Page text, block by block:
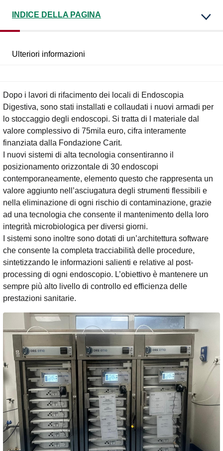
INDICE DELLA PAGINA
Ulteriori informazioni
Dopo i lavori di rifacimento dei locali di Endoscopia
Digestiva, sono stati installati e collaudati i nuovi armadi per
lo stoccaggio degli endoscopi. Si tratta di l materiale dal
valore complessivo di 75mila euro, cifra interamente
finanziata dalla Fondazione Carit.
I nuovi sistemi di alta tecnologia consentiranno il
posizionamento orizzontale di 30 endoscopi
contemporaneamente, elemento questo che rappresenta un
valore aggiunto nell’asciugatura degli strumenti flessibili e
nella eliminazione di ogni rischio di contaminazione, grazie
ad una tecnologia che consente il mantenimento della loro
integrità microbiologica per diversi giorni.
I sistemi sono inoltre sono dotati di un’architettura software
che consente la completa tracciabilità delle procedure,
sintetizzando le informazioni salienti e relative al post-
processing di ogni endoscopio. L’obiettivo è mantenere un
sempre più alto livello di controllo ed efficienza delle
prestazioni sanitarie.